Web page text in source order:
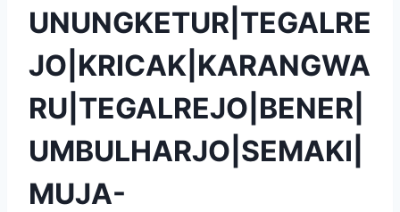
UNUNGKETUR|TEGALRE
JO|KRICAK|KARANGWA
RU|TEGALREJO|BENER|
UMBULHARJO|SEMAKI|
MUJA-